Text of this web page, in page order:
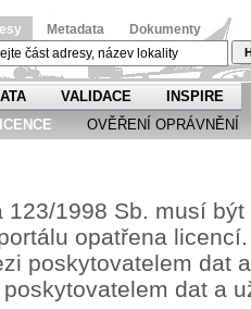
Metadata Dokumenty
VALIDACE
INSPIRE
OVĚŘENÍ OPRÁVNĚNÍ
123/1998 Sb. musí
opatřena
poskytovatelem dat
dat a